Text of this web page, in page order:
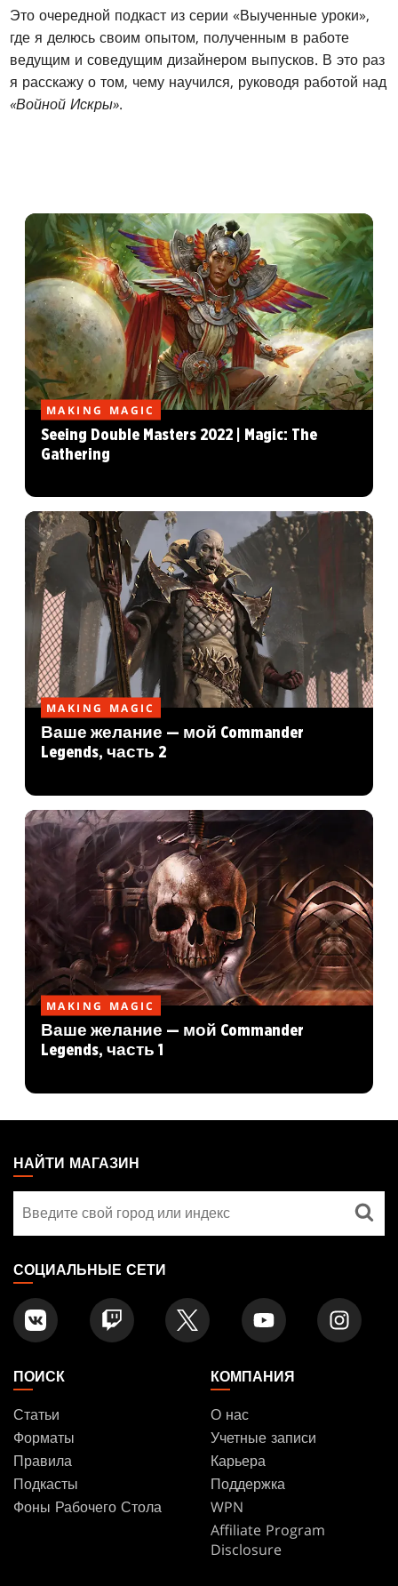
Это очередной подкаст из серии «Выученные уроки»,
где я делюсь своим опытом, полученным в работе
ведущим и соведущим дизайнером выпусков. В это раз
я расскажу о том, чему научился, руководя работой над
«Войной Искры».
MAKING MAGIC
Seeing Double Masters 2022 | Magic: The
Gathering
MAKING MAGIC
Ваше желание — мой Commander
Legends, часть 2
MAKING MAGIC
Ваше желание — мой Commander
Legends, часть 1
THE
GATHERING
FOOTER
НАЙТИ МАГАЗИН
магазин
СОЦИАЛЬНЫЕ СЕТИ
ПОИСК
Статьи
Форматы
Правила
Подкасты
Фоны Рабочего Стола
КОМПАНИЯ
О нас
Учетные записи
Карьера
Поддержка
WPN
Affiliate Program
Disclosure